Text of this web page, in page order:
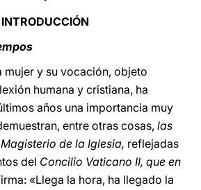
INTRODUCCIÓN
mujer y su vocación, objeto
humana y cristiana, ha
años una importancia muy
entre otras cosas, las
de la Iglesia, reflejadas
del Concilio Vaticano II, que en
«Llega la hora, ha llegado la